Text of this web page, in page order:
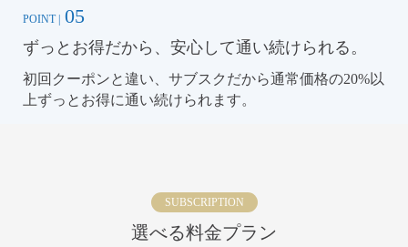
POINT | 05
ずっとお得だから、安心して通い続けられる。
初回クーポンと違い、サブスクだから通常価格の20%以
上ずっとお得に通い続けられます。
SUBSCRIPTION
選べる料金プラン